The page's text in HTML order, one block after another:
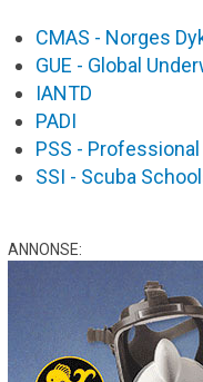
CMAS - Norges
GUE - Global
IANTD
PADI
PSS -
SSI - Scuba
ANNONSE: